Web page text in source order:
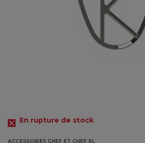
En rupture de stock
ACCESSOIRES CHEF ET CHEF XL